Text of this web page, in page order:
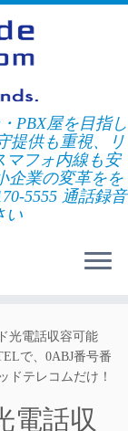
PBX屋を目指し
提供も重視、リ
マフォ内線も安
企業の変革をを
5555 通話録音
い
光電話収容可能
で、0ABJ番号番
ドテレコムだけ！
電話収